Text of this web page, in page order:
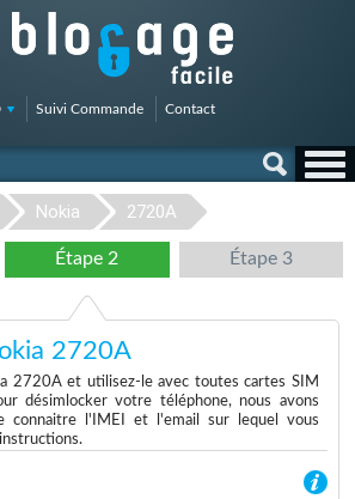
Suivi Commande Contact
Nokia 2720A
Étape 2 Étape 3
2720A
2720A et utilisez-le avec toutes cartes SIM
désimlocker votre téléphone, nous avons
connaitre l'IMEI et l'email sur lequel vous